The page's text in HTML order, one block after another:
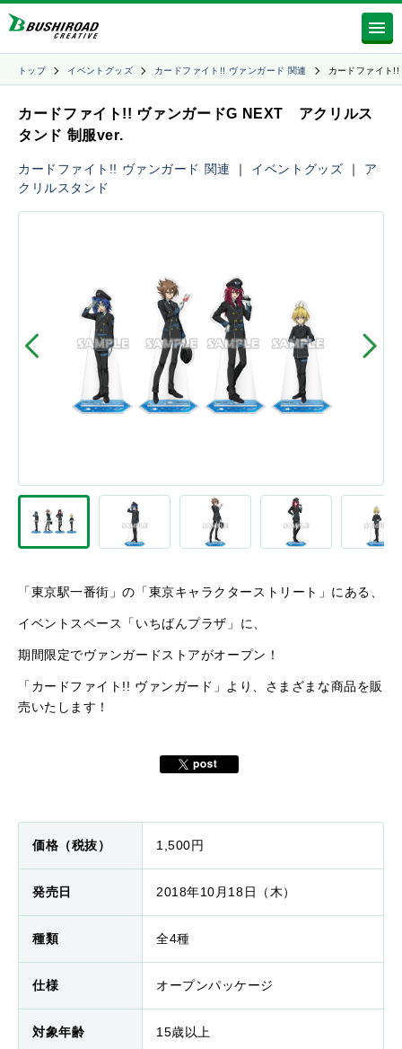
トップ イベントグッズ カードファイト!! ヴァンガード 関連 カードファイト
カードファイト!! ヴァンガードG NEXT アクリルス
タンド 制服ver.
カードファイト!! ヴァンガード 関連 ｜ イベントグッズ ｜ ア
クリルスタンド
「東京駅一番街」の「東京キャラクターストリート」にある、
イベントスペース「いちばんプラザ」に、
期間限定でヴァンガードストアがオープン！
「カードファイト!! ヴァンガード」より、さまざまな商品を販
売いたします！
価格（税抜） 1,500円
発売日 2018年10月18日（木）
種類 全4種
仕様 オープンパッケージ
対象年齢 15歳以上